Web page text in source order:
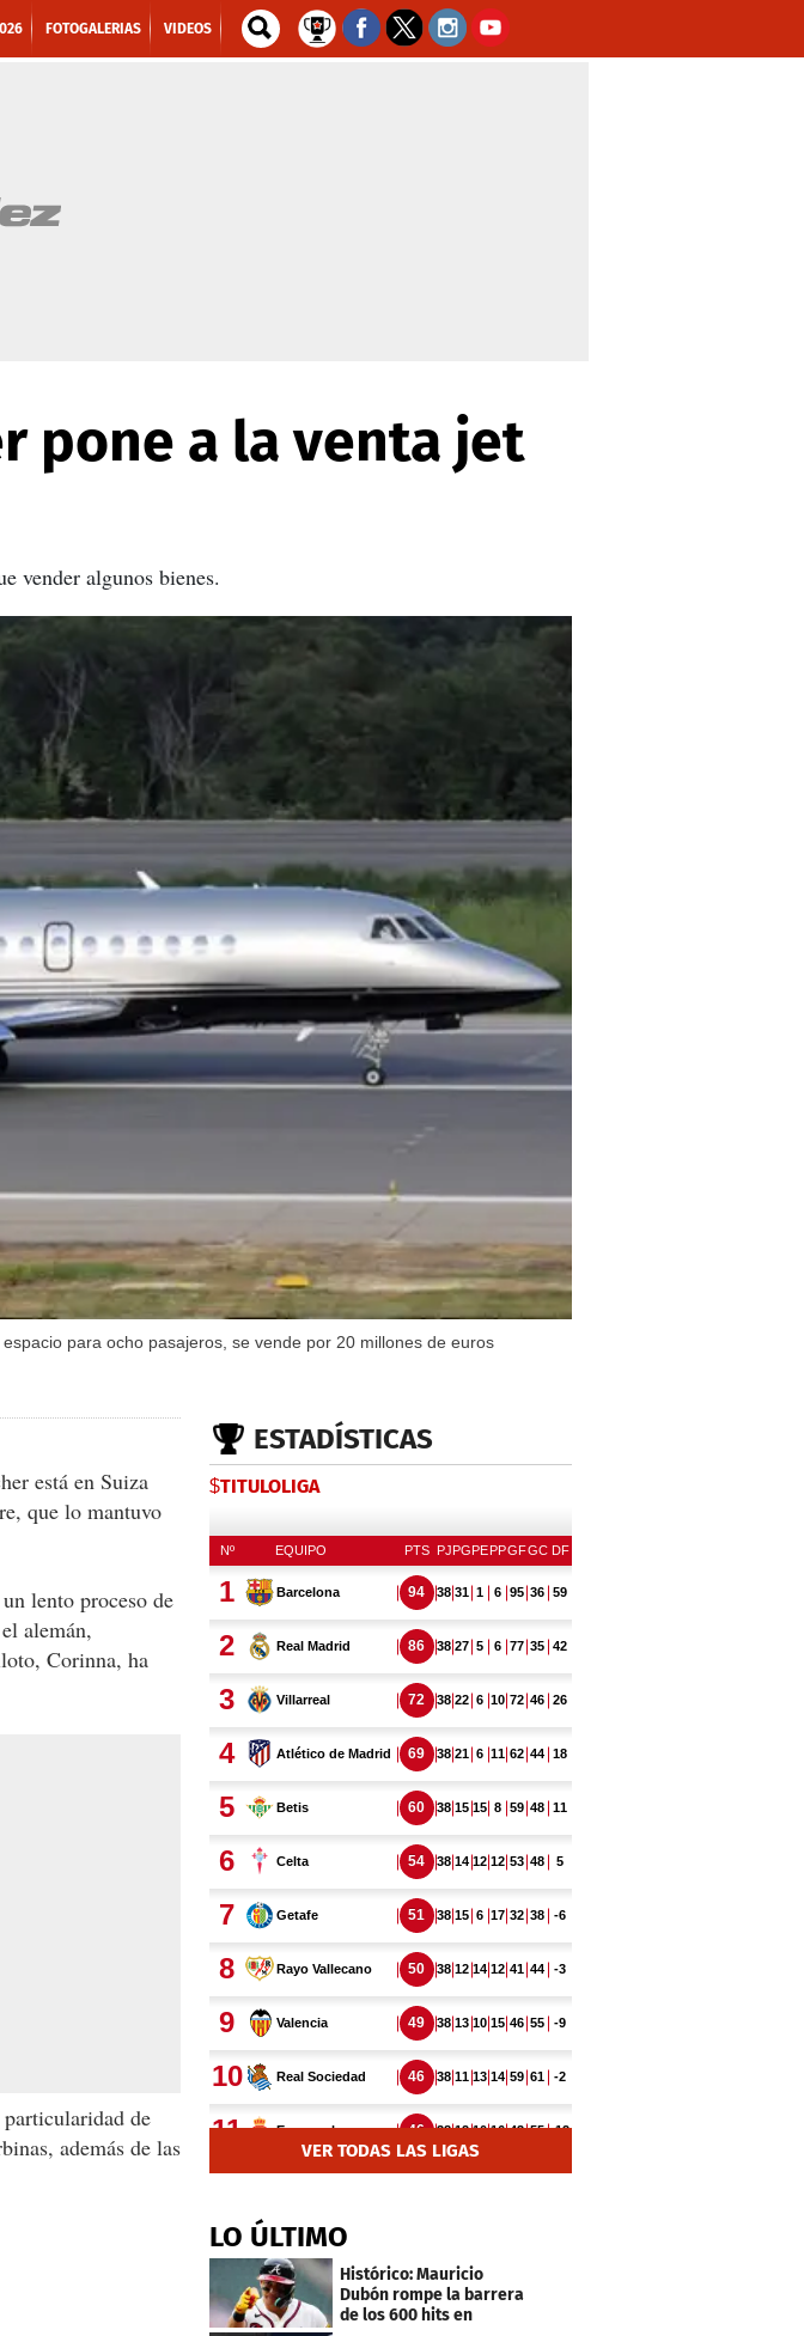
FOTOGALERIAS VIDEOS
pone a la venta jet
vender algunos bienes.
para ocho pasajeros, se vende por 20 millones de euros
está en Suiza
que lo mantuvo
lento proceso de
alemán,
Corinna, ha
de
además de las
ESTADÍSTICAS
$TITULOLIGA
VER TODAS LAS LIGAS
LO ÚLTIMO
Histórico: Mauricio
Dubón rompe la barrera
de los 600 hits en